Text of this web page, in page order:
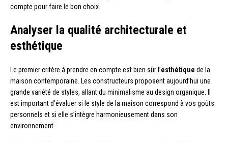
compte pour faire le bon choix.
Analyser la qualité architecturale et
esthétique
Le premier critère à prendre en compte est bien sûr l’esthétique de la
maison contemporaine. Les constructeurs proposent aujourd’hui une
grande variété de styles, allant du minimalisme au design organique. Il
est important d’évaluer si le style de la maison correspond à vos goûts
personnels et si elle s’intègre harmonieusement dans son
environnement.